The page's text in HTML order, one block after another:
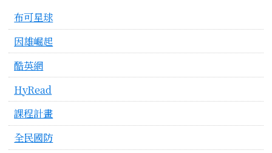
布可星球
因雄崛起
酷英網
HyRead
課程計畫
全民國防